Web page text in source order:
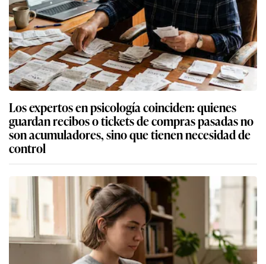
Los expertos en psicología coinciden: quienes
guardan recibos o tickets de compras pasadas no
son acumuladores, sino que tienen necesidad de
control